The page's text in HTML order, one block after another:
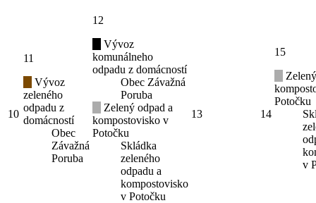
10
11
Vývoz
zeleného
odpadu z
domácností
Obec
Závažná
Poruba
12
Vývoz
komunálneho
odpadu z domácností
Obec Závažná
Poruba
Zelený odpad a
kompostovisko v
Potočku
Skládka
zeleného
odpadu a
kompostovisko
v Potočku
13 14
15
Potočku
v